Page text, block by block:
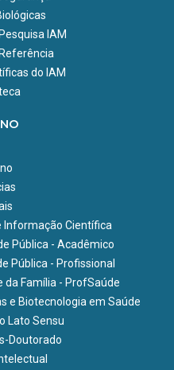
CYP)
cepas brasileiras de Yersinia
Pernambuco.
de novos antígenos com
recombinantes, no
e outras doenças
em
o diagnóstico da
e Canina utilizando
de proteínas nativas ou
IAM
do IAM
Informação Científica
Pública - Acadêmico
Pública - Profissional
da Família - ProfSaúde
e Biotecnologia em Saúde
Lato Sensu
Doutorado